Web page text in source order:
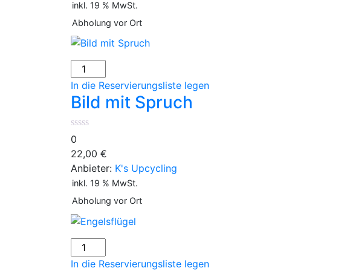
inkl. 19 % MwSt.
Abholung vor Ort
Bild
mit
Spruch
Menge
In die Reservierungsliste legen
Bild mit Spruch
0
22,00 €
Anbieter: K's Upcycling
inkl. 19 % MwSt.
Abholung vor Ort
Engelsflügel
Menge
In die Reservierungsliste legen